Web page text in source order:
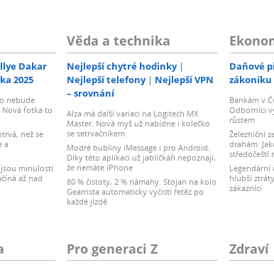
Dakar
2025
nebude
fotka to
než se
a
minulostí.
až nad
Věda a technika
Nejlepší chytré hodinky
Nejlepší telefony
Nejlepší VPN
– srovnání
Alza má další variaci na Logitech MX
Master. Nová myš už nabídne i kolečko
se setrvačníkem
Modré bubliny iMessage i pro Android.
Díky této aplikaci už jablíčkáři nepoznají,
že nemáte iPhone
80 % čistoty, 2 % námahy. Stojan na kolo
Gearrista automaticky vyčistí řetěz po
každé jízdě
Daňové
zákoníku
Bankám v
Odborníci
růstem
Železniční
drahám.
středočeští
Legendární
hlubší
zákazníci
Pro generaci Z Zdraví